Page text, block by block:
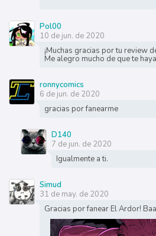
Pol00
10 de jun. de 2020
¡Muchas gracias por tu review
Me alegro mucho de que te
ronnycomics
6 de jun. de 2020
gracias por fanearme
D140
7 de jun. de 2020
Igualmente a ti.
Simud
31 de may. de 2020
Gracias por fanear El Ardor!